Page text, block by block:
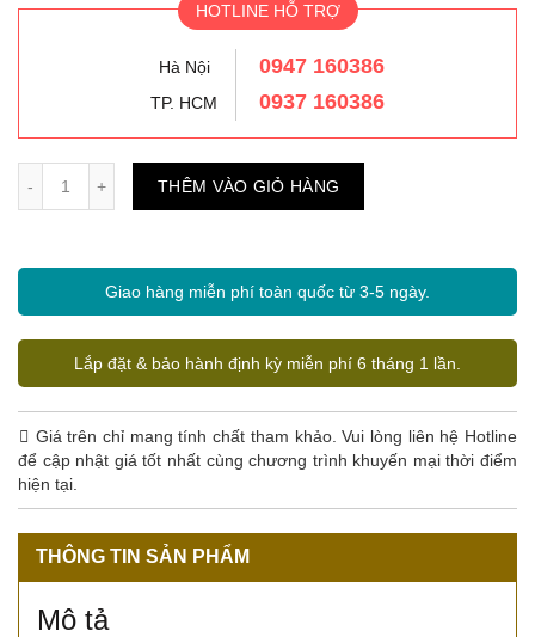
HOTLINE HỖ TRỢ
Hà Nội 0947 160386
TP. HCM 0937 160386
THÊM VÀO GIỎ HÀNG
Giao hàng miễn phí toàn quốc từ 3-5 ngày.
Lắp đặt & bảo hành định kỳ miễn phí 6 tháng 1 lần.
Giá trên chỉ mang tính chất tham khảo. Vui lòng liên hệ Hotline
để cập nhật giá tốt nhất cùng chương trình khuyến mại thời điểm
hiện tại.
THÔNG TIN SẢN PHẨM
Mô tả